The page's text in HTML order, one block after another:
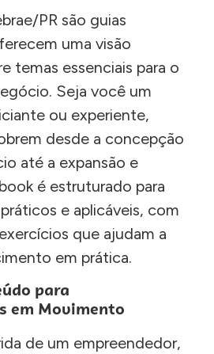
PR são guias
uma visão
temas essenciais para o
Seja você um
ou experiente,
desde a concepção
até a expansão e
é estruturado para
e aplicáveis, com
que ajudam a
em prática.
para
em Movimento
de um empreendedor,